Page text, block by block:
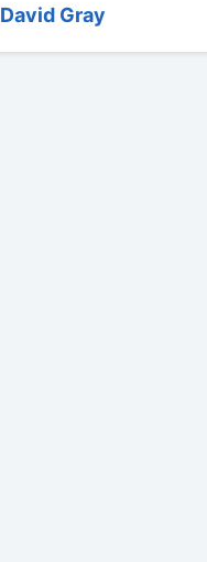
David Gray